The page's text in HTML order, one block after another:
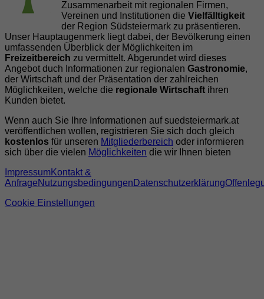
Zusammenarbeit mit regionalen Firmen,
Vereinen und Institutionen die Vielfälltigkeit
der Region Südsteiermark zu präsentieren.
Unser Hauptaugenmerk liegt dabei, der Bevölkerung einen
umfassenden Überblick der Möglichkeiten im
Freizeitbereich zu vermittelt. Abgerundet wird dieses
Angebot duch Informationen zur regionalen Gastronomie,
der Wirtschaft und der Präsentation der zahlreichen
Möglichkeiten, welche die regionale Wirtschaft ihren
Kunden bietet.
Wenn auch Sie Ihre Informationen auf suedsteiermark.at
veröffentlichen wollen, registrieren Sie sich doch gleich
kostenlos für unseren Mitgliederbereich oder informieren
sich über die vielen Möglichkeiten die wir Ihnen bieten
ImpressumKontakt &
AnfrageNutzungsbedingungen Datenschutzerklärung
Cookie Einstellungen